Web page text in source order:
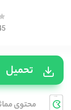
تحميل
محتوی